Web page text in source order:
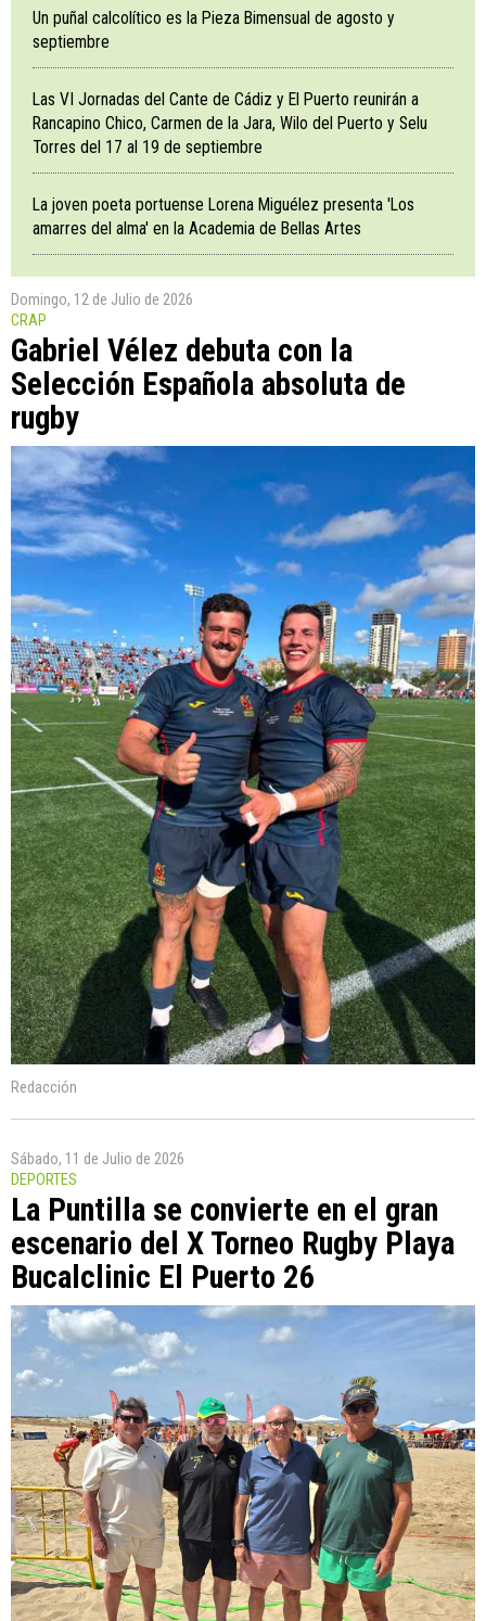
Un puñal calcolítico es la Pieza Bimensual de agosto y
septiembre
Las VI Jornadas del Cante de Cádiz y El Puerto reunirán a
Rancapino Chico, Carmen de la Jara, Wilo del Puerto y Selu
Torres del 17 al 19 de septiembre
La joven poeta portuense Lorena Miguélez presenta 'Los
amarres del alma' en la Academia de Bellas Artes
Domingo, 12 de Julio de 2026
CRAP
Gabriel Vélez debuta con la
Selección Española absoluta de
rugby
Redacción
Sábado, 11 de Julio de 2026
DEPORTES
La Puntilla se convierte en el gran
escenario del X Torneo Rugby Playa
Bucalclinic El Puerto 26